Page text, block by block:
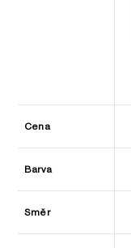
Cena
Barva
Směr